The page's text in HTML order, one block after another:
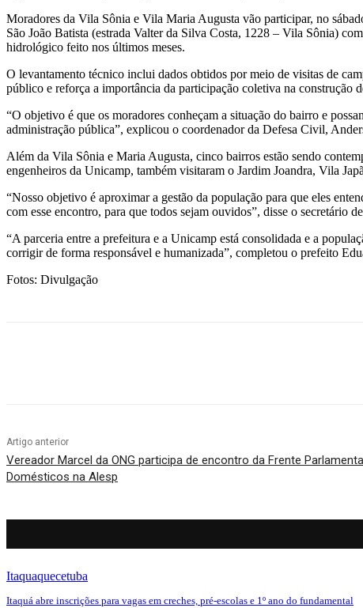
Moradores da Vila Sônia e Vila Maria Augusta vão participar, no
São João Batista (estrada Valter da Silva Costa, 1228 – Vila Sônia)
hidrológico feito nos últimos meses.
O levantamento técnico inclui dados obtidos por meio de visitas de
público e reforça a importância da participação coletiva na construção
“O objetivo é que os moradores conheçam a situação do bairro e
administração pública”, explicou o coordenador da Defesa Civil,
Além da Vila Sônia e Maria Augusta, cinco bairros estão sendo
engenheiros da Unicamp, também visitaram o Jardim Joandra, Vila
“Nosso objetivo é aproximar a gestão da população para que eles
com esse encontro, para que todos sejam ouvidos”, disse o secretário
“A parceria entre a prefeitura e a Unicamp está consolidada e a
corrigir de forma responsável e humanizada”, completou o prefeito
Fotos: Divulgação
Artigo anterior
Vereador Marcel da ONG participa de encontro da Frente
Domésticos na Alesp
Itaquaquecetuba
Itaquá abre inscrições para vagas em creches, pré-escolas e 1º ano do fundamental